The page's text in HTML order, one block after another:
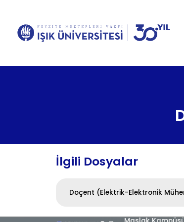
İlgili Dosyalar
Doçent (Elektrik-Elektronik